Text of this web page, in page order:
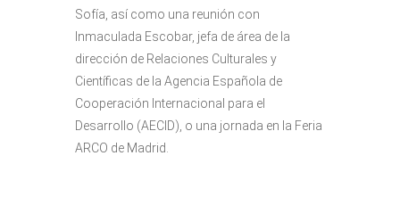
Sofía, así como una reunión con
Inmaculada Escobar, jefa de área de la
dirección de Relaciones Culturales y
Científicas de la Agencia Española de
Cooperación Internacional para el
Desarrollo (AECID), o una jornada en la Feria
ARCO de Madrid.